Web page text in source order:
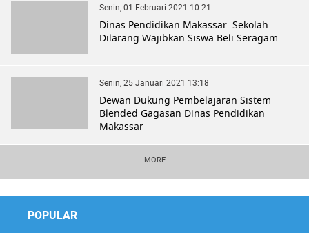
Senin, 01 Februari 2021 10:21
Dinas Pendidikan Makassar: Sekolah
Dilarang Wajibkan Siswa Beli Seragam
Senin, 25 Januari 2021 13:18
Dewan Dukung Pembelajaran Sistem
Blended Gagasan Dinas Pendidikan
Makassar
MORE
POPULAR